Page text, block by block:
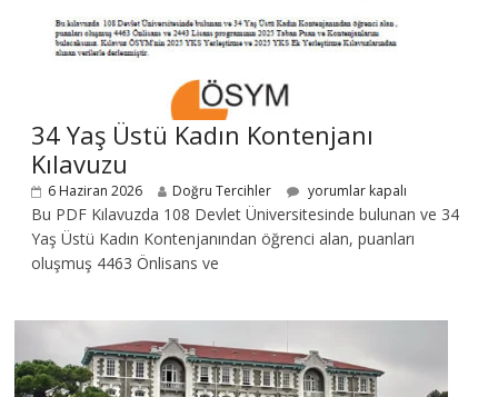
34 Yaş Üstü Kadın Kontenjanı
Kılavuzu
6 Haziran 2026 Doğru Tercihler yorumlar kapalı
Bu PDF Kılavuzda 108 Devlet Üniversitesinde bulunan ve 34
Yaş Üstü Kadın Kontenjanından öğrenci alan, puanları
oluşmuş 4463 Önlisans ve